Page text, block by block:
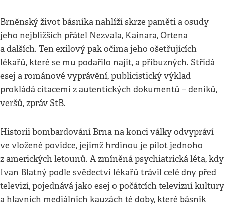
Brněnský život básníka nahlíží skrze paměti a osudy
jeho nejbližších přátel Nezvala, Kainara, Ortena
a dalších. Ten exilový pak očima jeho ošetřujících
lékařů, které se mu podařilo najít, a příbuzných. Střídá
esej a románové vyprávění, publicistický výklad
prokládá citacemi z autentických dokumentů – deníků,
veršů, zpráv StB.
Historii bombardování Brna na konci války odvypráví
ve vložené povídce, jejímž hrdinou je pilot jednoho
z amerických letounů. A zmíněná psychiatrická léta, kdy
Ivan Blatný podle svědectví lékařů trávil celé dny před
televizí, pojednává jako esej o počátcích televizní kultury
a hlavních mediálních kauzách té doby, které básník